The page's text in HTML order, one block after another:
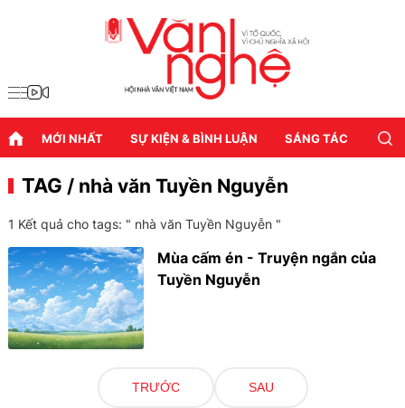
MỚI NHẤT SỰ KIỆN & BÌNH LUẬN SÁNG TÁC
TAG / nhà văn Tuyền Nguyễn
1 Kết quả cho tags: " nhà văn Tuyền Nguyễn "
Mùa cấm én - Truyện ngắn của
Tuyền Nguyễn
TRƯỚC SAU